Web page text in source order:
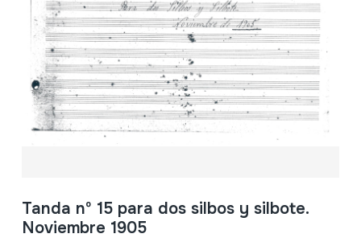
Tanda nº 15 para dos silbos y silbote.
Noviembre 1905